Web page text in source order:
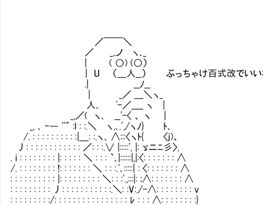
／￣￣＼
／ _,.ノ ヽ､_
｜ ( ○) (○）
｜ U （___人__） ぶっちゃけ百式改でいいな
.| __ﾉ__
| _／ ___＼ヽ_
人､ '-／____ ヽ |
_,／( ヽ､ __'-〈 、 ヽ |
_, ､ -― ''" :l : :.＼ ヽ,､.ﾞ,/ヽﾉ} ﾄ､
/. : : : : : : : : : :|＿: :.ヽ､ ∧:::〈ヽﾄ{ 〈j)、
丿: : : : : : : : : : : : ／: : :.∨ |:::::', |: ゞニﾆ彡〉,
. i : : : : : : : : |: : : : : ＼ : : : `､|::::::|,|:〈: : : : : : : ∧
/. : : : : : : : : !: : : : : : : ＼ : : :.'､:::::| : 〈: : : : : : : ∧
: : : : : : : : : : |: : : : : : : : : ＼: : :'.,:::|: ;∧: : : : : : : ∧
: : : : : : : : : 丿: : : : : : : : : : :.＼: :V:./-∧: : : : : : : : v
: : : : : : : : :/: : : : : : : : : : : : : : : : ﾚ : : : ∧: : : : : : : :}